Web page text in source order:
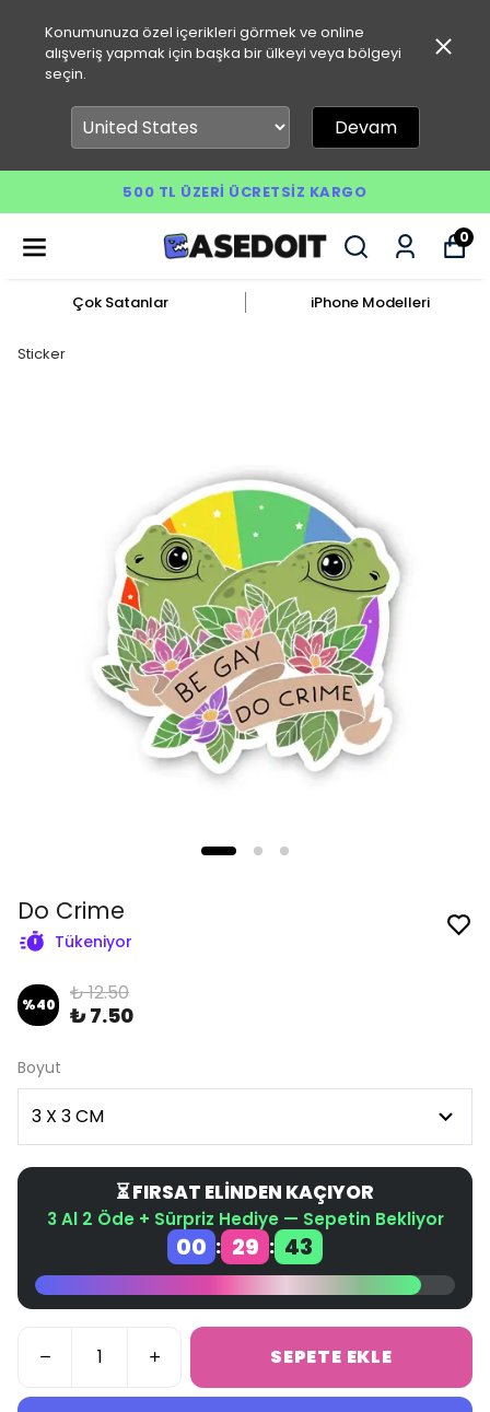
Konumunuza özel içerikleri görmek ve online
alışveriş yapmak için başka bir ülkeyi veya bölgeyi
seçin.
Devam
500 TL ÜZERI ÜCRETSIZ KARGO
0
Çok Satanlar iPhone Modelleri
Sticker
Do Crime
Tükeniyor
%40 ₺ 12.50
₺ 7.50
Boyut
⏳ FIRSAT ELİNDEN KAÇIYOR
3 Al 2 Öde + Sürpriz Hediye — Sepetin Bekliyor
00 : 29 : 43
SEPETE EKLE